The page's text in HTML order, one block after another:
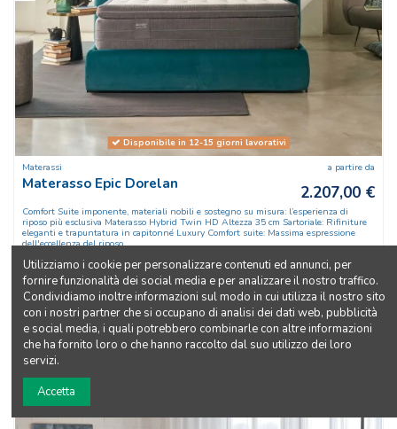
Disponibile in 12-15 giorni lavorativi
Materassi
Materasso Epic Dorelan
a partire da
2.207,00 €
Comfort Suite imponente, materiali nobili e sostegno su misura: l’esperienza di
riposo più esclusiva Materasso Hybrid Twin HD Altezza 35 cm Sartoriale: Rifiniture
eleganti e trapuntatura in capitonné Luxury Comfort suite: Massima espressione
dell'eccellenza del riposo
Scopri di più
RICHIEDI UN PREVENTIVO
Utilizziamo i cookie per personalizzare contenuti ed annunci, per
fornire funzionalità dei social media e per analizzare il nostro traffico.
Condividiamo inoltre informazioni sul modo in cui utilizza il nostro sito
con i nostri partner che si occupano di analisi dei dati web, pubblicità
e social media, i quali potrebbero combinarle con altre informazioni
che ha fornito loro o che hanno raccolto dal suo utilizzo dei loro
servizi.
Accetta